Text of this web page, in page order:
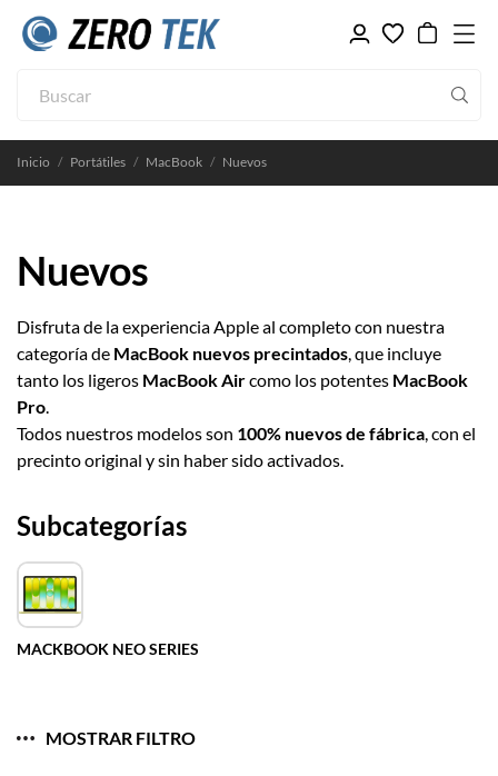
Inicio Portátiles MacBook Nuevos
Nuevos
Disfruta de la experiencia Apple al completo con nuestra
categoría de MacBook nuevos precintados, que incluye
tanto los ligeros MacBook Aircomo los potentes MacBook
Pro.
Todos nuestros modelos son 100% nuevos de fábrica, con el
precinto original y sin haber sido activados.
Subcategorías
MACKBOOK NEO SERIES
MOSTRAR FILTRO